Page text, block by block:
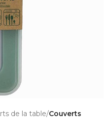
de la table Couverts